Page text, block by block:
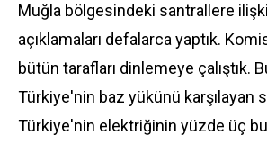
Muğla bölgesindeki santrallere
açıklamaları defalarca yaptık.
bütün tarafları dinlemeye çalıştık.
Türkiye'nin baz yükünü karşılayan
Türkiye'nin elektriğinin yüzde üç